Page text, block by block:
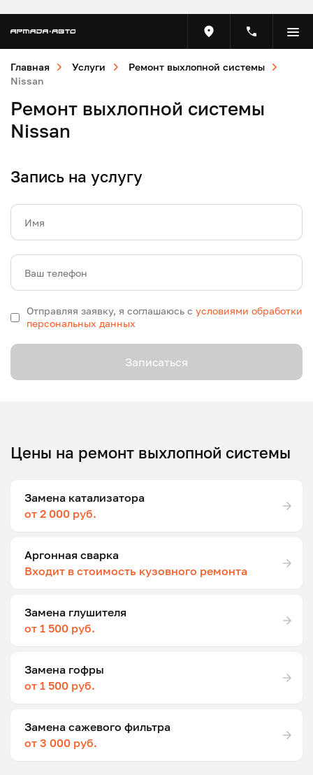
Главная Услуги
Ремонт выхлопной системы
Nissan
Ремонт выхлопной системы
Nissan
Запись на услугу
Имя
Ваш телефон
Отправляя заявку, я соглашаюсь с условиями обработки
персональных данных
Записаться
Цены на ремонт выхлопной системы
Замена катализатора
от 2 000 руб.
Аргонная сварка
Входит в стоимость кузовного ремонта
Замена глушителя
от 1 500 руб.
Замена гофры
от 1 500 руб.
Замена сажевого фильтра
от 3 000 руб.